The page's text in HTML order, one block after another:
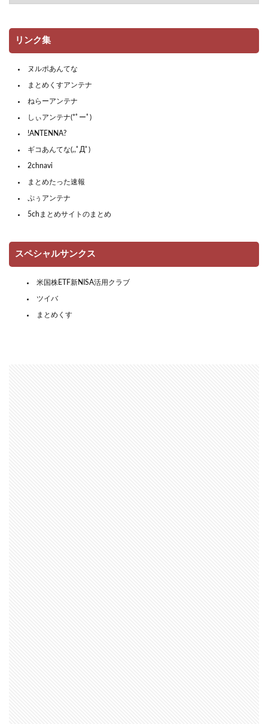
リンク集
ヌルポあんてな
まとめくすアンテナ
ねらーアンテナ
しぃアンテナ(*ﾟーﾟ)
!ANTENNA?
ギコあんてな(,,ﾟДﾟ)
2chnavi
まとめたった速報
ぷぅアンテナ
5chまとめサイトのまとめ
スペシャルサンクス
米国株ETF新NISA活用クラブ
ツイバ
まとめくす